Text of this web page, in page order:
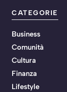
CATEGORIE
Business
Comunità
Cultura
Finanza
Lifestyle